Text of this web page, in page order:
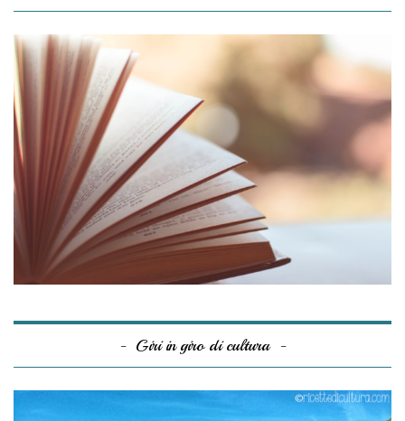
Giri in giro di cultura